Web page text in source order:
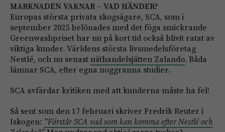
MARKNADEN VAKNAR – VAD HÄNDER?
Europas största privata skogsägare, SCA, som i
september 2025 belönades med det föga smickrande
Greenwashpriset har nu på kort tid också blivit ratat av
viktiga kunder. Världens största livsmedelsföretag
Nestlé, och nu senast näthandelsjätten Zalando. Båda
lämnar SCA, efter egna noggranna studier.
SCA avfärdar kritiken med att kunderna måste ha fel!
Så sent som den 17 februari skriver Fredrik Reuter i
Iskogen: ”Förstår SCA vad som kan komma efter Nestlé och